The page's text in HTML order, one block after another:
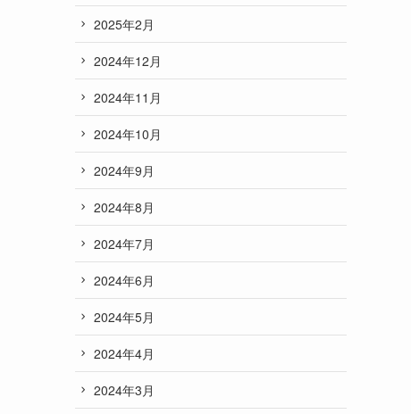
2025年2月
2024年12月
2024年11月
2024年10月
2024年9月
2024年8月
2024年7月
2024年6月
2024年5月
2024年4月
2024年3月